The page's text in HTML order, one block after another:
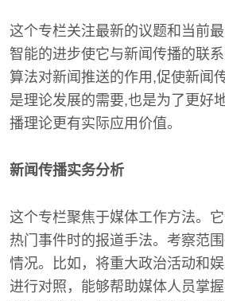
这个专栏关注最新的议题和当前
智能的进步使它与新闻传播的联
算法对新闻推送的作用,促使新闻
是理论发展的需要,也是为了更好
播理论更有实际应用价值。
新闻传播实务分析
这个专栏聚焦于媒体工作方法。
热门事件时的报道手法。考察范
情况。比如，将重大政治活动和
进行对照，能够帮助媒体人员掌